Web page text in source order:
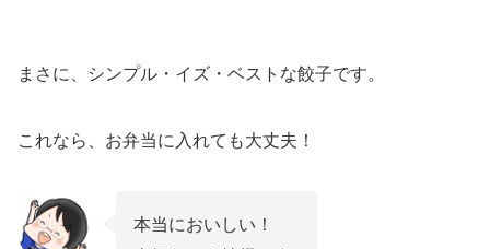
まさに、シンプル・イズ・ベストな餃子です。
これなら、お弁当に入れても大丈夫！
本当においしい！